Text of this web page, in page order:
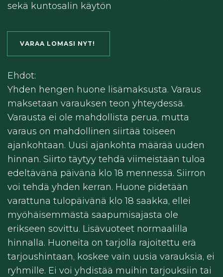
sekä kuntosalin käytön
VARAA LOMASI NYT!
Ehdot:
Yhden hengen huone lisämaksusta. Varaus
maksetaan varauksen teon yhteydessä.
Varausta ei ole mahdollista perua, mutta
varaus on mahdollinen siirtää toiseen
ajankohtaan. Uusi ajankohta määrää uuden
hinnan. Siirto täytyy tehdä viimeistään tuloa
edeltävänä päivänä klo 18 mennessä. Siirron
voi tehdä yhden kerran. Huone pidetään
varattuna tulopäivänä klo 18 saakka, ellei
myöhäisemmästä saapumisajasta ole
erikseen sovittu. Lisävuoteet normaalilla
hinnalla. Huoneita on tarjolla rajoitettu erä
tarjoushintaan, koskee vain uusia varauksia, ei
ryhmille. Ei voi yhdistää muihin tarjouksiin tai